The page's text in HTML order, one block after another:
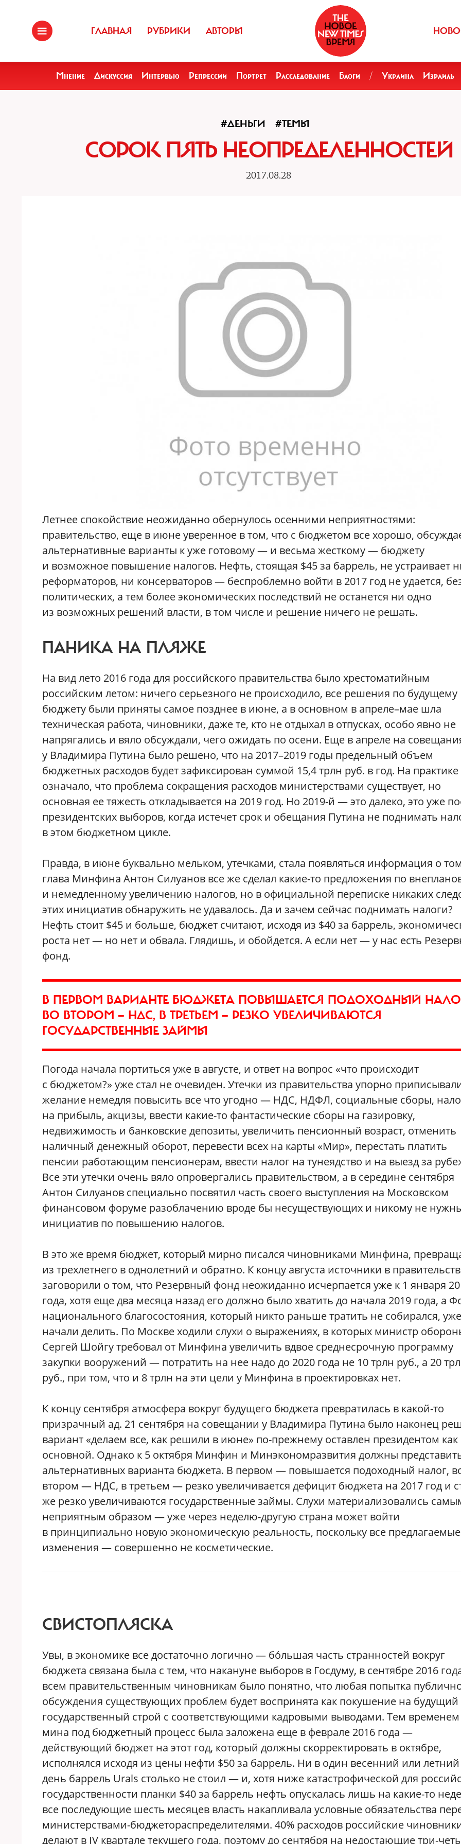
ГЛАВНАЯ РУБРИКИ АВТОРЫ
Мнение Дискуссия Интервью Репрессии Портрет Расследование Блоги / Украина Израиль
#ДЕНЬГИ #ТЕМЫ
СОРОК ПЯТЬ НЕОПРЕДЕЛЕННОСТЕЙ
2017.08.28
Летнее спокойствие неожиданно обернулось осенними неприятностями:
правительство, еще в июне уверенное в том, что с бюджетом все хорошо,
альтернативные варианты к уже готовому — и весьма жесткому — бюджету
и возможное повышение налогов. Нефть, стоящая $45 за баррель, не устраивает
реформаторов, ни консерваторов — беспроблемно войти в 2017 год не удается,
политических, а тем более экономических последствий не останется ни одно
из возможных решений власти, в том числе и решение ничего не решать.
ПАНИКА НА ПЛЯЖЕ
На вид лето 2016 года для российского правительства было хрестоматийным
российским летом: ничего серьезного не происходило, все решения по будущему
бюджету были приняты самое позднее в июне, а в основном в апреле–мае шла
техническая работа, чиновники, даже те, кто не отдыхал в отпусках, особо явно не
напрягались и вяло обсуждали, чего ожидать по осени. Еще в апреле на
у Владимира Путина было решено, что на 2017–2019 годы предельный объем
бюджетных расходов будет зафиксирован суммой 15,4 трлн руб. в год. На практике
означало, что проблема сокращения расходов министерствами существует, но
основная ее тяжесть откладывается на 2019 год. Но 2019-й — это далеко, это уже
президентских выборов, когда истечет срок и обещания Путина не поднимать
в этом бюджетном цикле.
Правда, в июне буквально мельком, утечками, стала появляться информация о
глава Минфина Антон Силуанов все же сделал какие-то предложения по
и немедленному увеличению налогов, но в официальной переписке никаких
этих инициатив обнаружить не удавалось. Да и зачем сейчас поднимать налоги?
Нефть стоит $45 и больше, бюджет считают, исходя из $40 за баррель,
роста нет — но нет и обвала. Глядишь, и обойдется. А если нет — у нас есть
фонд.
В ПЕРВОМ ВАРИАНТЕ БЮДЖЕТА ПОВЫШАЕТСЯ ПОДОХОДНЫЙ
ВО ВТОРОМ — НДС, В ТРЕТЬЕМ — РЕЗКО УВЕЛИЧИВАЮТСЯ
ГОСУДАРСТВЕННЫЕ ЗАЙМЫ
Погода начала портиться уже в августе, и ответ на вопрос «что происходит
с бюджетом?» уже стал не очевиден. Утечки из правительства упорно
желание немедля повысить все что угодно — НДС, НДФЛ, социальные сборы,
на прибыль, акцизы, ввести какие-то фантастические сборы на газировку,
недвижимость и банковские депозиты, увеличить пенсионный возраст, отменить
наличный денежный оборот, перевести всех на карты «Мир», перестать платить
пенсии работающим пенсионерам, ввести налог на тунеядство и на выезд за
Все эти утечки очень вяло опровергались правительством, а в середине сентября
Антон Силуанов специально посвятил часть своего выступления на Московском
финансовом форуме разоблачению вроде бы несуществующих и никому не
инициатив по повышению налогов.
В это же время бюджет, который мирно писался чиновниками Минфина,
из трехлетнего в однолетний и обратно. К концу августа источники в
заговорили о том, что Резервный фонд неожиданно исчерпается уже к 1 января
года, хотя еще два месяца назад его должно было хватить до начала 2019 года, а
национального благосостояния, который никто раньше тратить не собирался, уже
начали делить. По Москве ходили слухи о выражениях, в которых министр
Сергей Шойгу требовал от Минфина увеличить вдвое среднесрочную программу
закупки вооружений — потратить на нее надо до 2020 года не 10 трлн руб., а 20
руб., при том, что и 8 трлн на эти цели у Минфина в проектировках нет.
К концу сентября атмосфера вокруг будущего бюджета превратилась в какой-то
призрачный ад. 21 сентября на совещании у Владимира Путина было наконец
вариант «делаем все, как решили в июне» по-прежнему оставлен президентом как
основной. Однако к 5 октября Минфин и Минэкономразвития должны
альтернативных варианта бюджета. В первом — повышается подоходный налог,
втором — НДС, в третьем — резко увеличивается дефицит бюджета на 2017 год и
же резко увеличиваются государственные займы. Слухи материализовались
неприятным образом — уже через неделю-другую страна может войти
в принципиально новую экономическую реальность, поскольку все предлагаемые
изменения — совершенно не косметические.
СВИСТОПЛЯСКА
Увы, в экономике все достаточно логично — бóльшая часть странностей вокруг
бюджета связана была с тем, что накануне выборов в Госдуму, в сентябре 2016
всем правительственным чиновникам было понятно, что любая попытка
обсуждения существующих проблем будет воспринята как покушение на будущий
государственный строй с соответствующими кадровыми выводами. Тем временем
мина под бюджетный процесс была заложена еще в феврале 2016 года —
действующий бюджет на этот год, который должны скорректировать в октябре,
исполнялся исходя из цены нефти $50 за баррель. Ни в один весенний или летний
день баррель Urals столько не стоил — и, хотя ниже катастрофической для
государственности планки $40 за баррель нефть опускалась лишь на какие-то
все последующие шесть месяцев власть накапливала условные обязательства
министерствами-бюджетораспределителями. 40% расходов российские
делают в IV квартале текущего года, поэтому до сентября на недостающие три-